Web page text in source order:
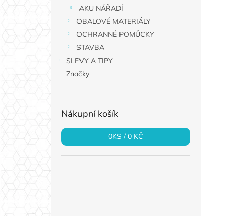
AKU NÁŘADÍ
OBALOVÉ MATERIÁLY
OCHRANNÉ POMŮCKY
STAVBA
SLEVY A TIPY
Značky
Nákupní košík
0KS /0 KČ